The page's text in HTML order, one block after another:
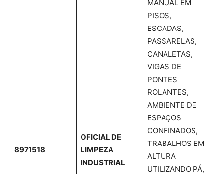
8971518
OFICIAL DE
LIMPEZA
INDUSTRIAL
MANUAL EM
PISOS,
ESCADAS,
PASSARELAS,
CANALETAS,
VIGAS DE
PONTES
ROLANTES,
AMBIENTE DE
ESPAÇOS
CONFINADOS,
TRABALHOS EM
ALTURA
UTILIZANDO PÁ,